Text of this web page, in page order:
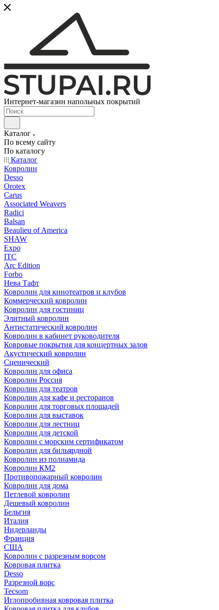
Интернет-магазин напольных покрытий
Каталог
По всему сайту
По каталогу
Каталог
Ковролин
Desso
Orotex
Carus
Associated Weavers
Radici
Balsan
Beaulieu of America
SHAW
Expo
ITC
Arc Edition
Forbo
Нева Тафт
Ковролин для кинотеатров и клубов
Коммерческий ковролин
Ковролин для гостиниц
Элитный ковролин
Антистатический ковролин
Ковролин в кабинет руководителя
Ковровые покрытия для концертных залов
Акустический ковролин
Сценический
Ковролин для офиса
Ковролин Россия
Ковролин для театров
Ковролин для кафе и ресторанов
Ковролин для торговых площадей
Ковролин для выставок
Ковролин для лестниц
Ковролин для детской
Ковролин с морским сертификатом
Ковролин для бильярдной
Ковролин из полиамида
Ковролин КМ2
Противопожарный ковролин
Ковролин для дома
Петлевой ковролин
Дешевый ковролин
Бельгия
Италия
Нидерланды
Франция
США
Ковролин с разрезным ворсом
Ковровая плитка
Desso
Разрезной ворс
Tecsom
Иглопробивная ковровая плитка